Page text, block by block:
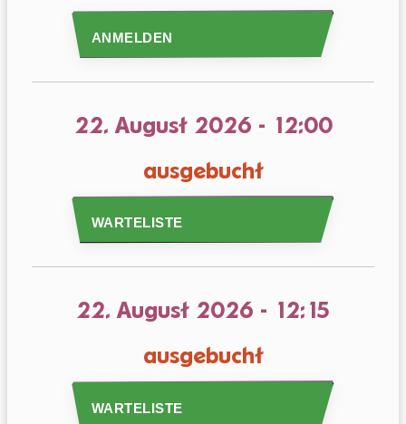
ANMELDEN
22. August 2026 - 12:00
ausgebucht
WARTELISTE
22. August 2026 - 12:15
ausgebucht
WARTELISTE